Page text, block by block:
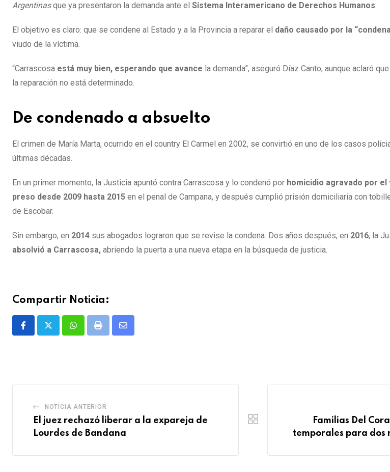
Argentinasque ya presentaron la demanda ante el Sistema Interamericano de Derechos Humanos.
El objetivo es claro: que se condene al Estado y a la Provincia a reparar el daño causado por la
viudo de la víctima.
“Carrascosa está muy bien, esperando que avance la demanda”, aseguró Díaz Canto, aunque aclaró
la reparación no está determinado.
De condenado a absuelto
El crimen de María Marta, ocurrido en el country El Carmel en 2002, se convirtió en uno de los casos
últimas décadas.
En un primer momento, la Justicia apuntó contra Carrascosa y lo condenó por homicidio agravado por el
preso desde 2009 hasta 2015 en el penal de Campana, y después cumplió prisión domiciliaria con
de Escobar.
Sin embargo, en 2014 sus abogados lograron que se revise la condena. Dos años después, en 2016, la
absolvió a Carrascosa, abriendo la puerta a una nueva etapa en la búsqueda de justicia.
Compartir Noticia:
WhatsappPrint
Share
NOTICIA ANTERIOR
El juez rechazó liberar a la expareja de
Lourdes de Bandana
Familias Del
temporales para dos